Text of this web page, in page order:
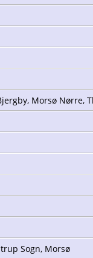
Morsø Nørre,
Sogn, Morsø